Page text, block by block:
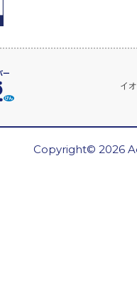
イ
Copyright© 2026